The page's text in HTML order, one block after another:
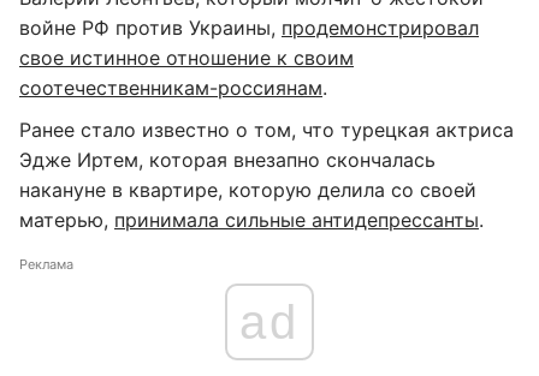
войне РФ против Украины, продемонстрировал
свое истинное отношение к своим
соотечественникам-россиянам.
Ранее стало известно о том, что турецкая актриса
Эдже Иртем, которая внезапно скончалась
накануне в квартире, которую делила со своей
матерью, принимала сильные антидепрессанты.
Реклама
ad